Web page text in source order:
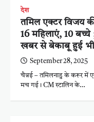
देश
तमिल एक्टर विजय
16 महिलाएं, 10
खबर से बेकाबू हुई
September 28, 2025
चैन्नई – तमिलनाडु के करूर में
मच गई। CM स्टालिन के…